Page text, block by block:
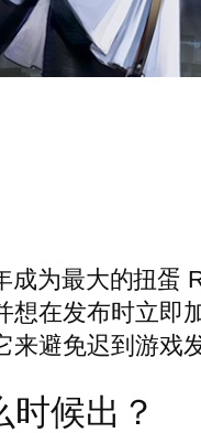
成为最大的扭蛋
想在发布时立
避免迟到游戏发
候出？